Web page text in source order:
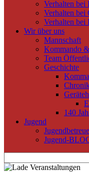
Verhalten bei
Verhalten bei
Verhalten bei
Wir über uns
Mannschaft
Kommando
Team
Geschichte
140
Jugend
Jugend-